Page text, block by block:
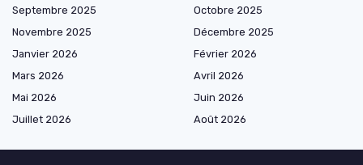
Septembre 2025
Octobre 2025
Novembre 2025
Décembre 2025
Janvier 2026
Février 2026
Mars 2026
Avril 2026
Mai 2026
Juin 2026
Juillet 2026
Août 2026